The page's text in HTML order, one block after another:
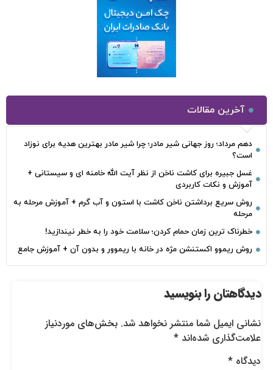
آخرین مقالات
دهم مرداد؛ روز جهانی شیر مادر؛ چرا شیر مادر بهترین هدیه برای نوزاد
است؟
غسل جبیره برای کاشت ناخن از نظر آیت الله خامنه ای و سیستانی +
آموزش و نکات کاربردی
روش سریع برداشتن ناخن کاشت با استون و آب گرم + آموزش مرحله به
مرحله
خطرناک‌ ترین زمان‌ حمام کردن؛ سلامت خود را به خطر نیندازید!
روش ریموو اکستنشن مژه در خانه با ریموور و بدون آن + آموزش جامع
دیدگاهتان را بنویسید
نشانی ایمیل شما منتشر نخواهد شد. بخش‌های موردنیاز
علامت‌گذاری شده‌اند*
دیدگاه*